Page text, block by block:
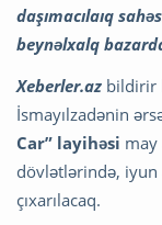
daşımacılaıq
beynəlxalq
Xeberler.az bildirir
İsmayılzadənin
Car” layihəsi may
dövlətlərində, iyun
çıxarılacaq.